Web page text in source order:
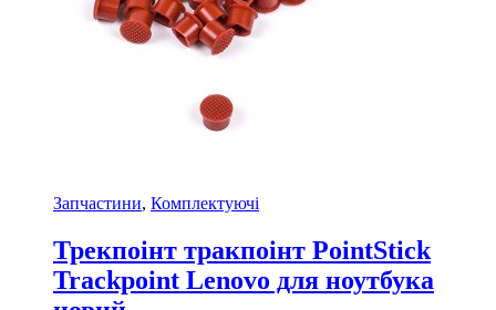
Запчастини, Комплектуючі
Трекпоінт тракпоінт PointStick
Trackpoint Lenovo для ноутбука